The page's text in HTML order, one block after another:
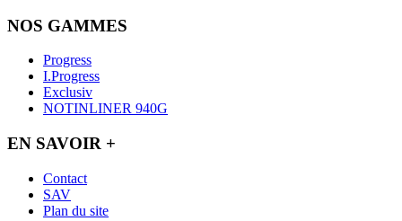
NOS GAMMES
Progress
I.Progress
Exclusiv
NOTINLINER 940G
EN SAVOIR +
Contact
SAV
Plan du site